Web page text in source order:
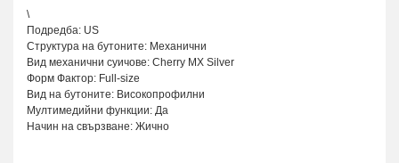
\
Подредба: US
Структура на бутоните: Механични
Вид механични суичове: Cherry MX Silver
Форм Фактор: Full-size
Вид на бутоните: Високопрофилни
Мултимедийни функции: Да
Начин на свързване: Жично